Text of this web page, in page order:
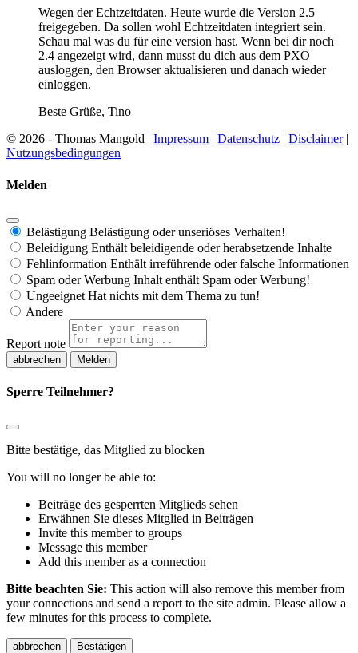
Wegen der Echtzeitdaten. Heute wurde die Version 2.5
freigegeben. Da sollen wohl Echtzeitdaten integriert sein.
Schau mal was du für eine version hast. Wenn bei dir noch
2.4 angezeigt wird, dann musst du dich aus dem PXO
ausloggen, den Browser aktualisieren und danach wieder
einloggen.
Beste Grüße, Tino
© 2026 - Thomas Mangold | Impressum | Datenschutz | Disclaimer|
Nutzungsbedingungen
Melden
Belästigung Belästigung oder unseriöses Verhalten!
Beleidigung Enthält beleidigende oder herabsetzende Inhalte
Fehlinformation Enthält irreführende oder falsche Informationen
Spam oder Werbung Inhalt enthält Spam oder Werbung!
Ungeeignet Hat nichts mit dem Thema zu tun!
Andere
Report note
Melden
Sperre Teilnehmer?
Bitte bestätige, das Mitglied zu blocken
You will no longer be able to:
Beiträge des gesperrten Mitglieds sehen
Erwähnen Sie dieses Mitglied in Beiträgen
Invite this member to groups
Message this member
Add this member as a connection
Bitte beachten Sie: This action will also remove this member from
your connections and send a report to the site admin. Please allow a
few minutes for this process to complete.
Bestätigen